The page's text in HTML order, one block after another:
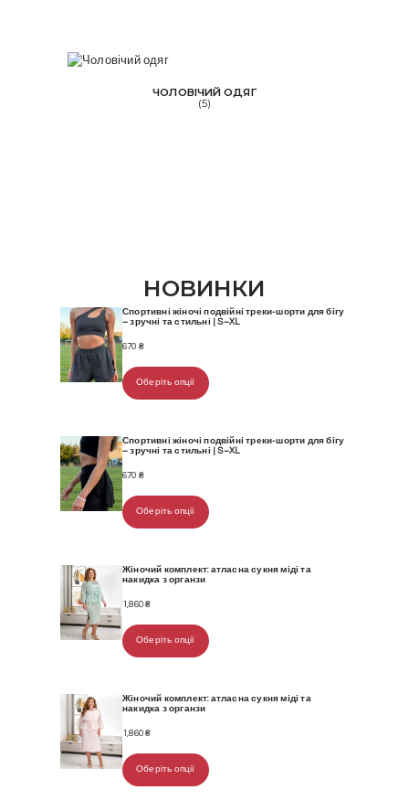
ЧОЛОВІЧИЙ ОДЯГ
(5)
НОВИНКИ
Спортивні жіночі подвійні треки-шорти для бігу
– зручні та стильні | S–XL
670 ₴
Оберіть опції
Спортивні жіночі подвійні треки-шорти для бігу
– зручні та стильні | S–XL
670 ₴
Оберіть опції
Жіночий комплект: атласна сукня міді та
накидка з органзи
1,860₴
Оберіть опції
Жіночий комплект: атласна сукня міді та
накидка з органзи
1,860₴
Оберіть опції